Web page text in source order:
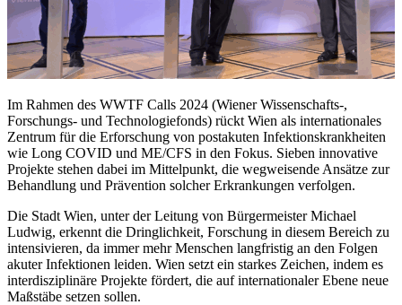
Im Rahmen des WWTF Calls 2024 (Wiener Wissenschafts-,
Forschungs- und Technologiefonds) rückt Wien als internationales
Zentrum für die Erforschung von postakuten Infektionskrankheiten
wie Long COVID und ME/CFS in den Fokus. Sieben innovative
Projekte stehen dabei im Mittelpunkt, die wegweisende Ansätze zur
Behandlung und Prävention solcher Erkrankungen verfolgen.
Die Stadt Wien, unter der Leitung von Bürgermeister Michael
Ludwig, erkennt die Dringlichkeit, Forschung in diesem Bereich zu
intensivieren, da immer mehr Menschen langfristig an den Folgen
akuter Infektionen leiden. Wien setzt ein starkes Zeichen, indem es
interdisziplinäre Projekte fördert, die auf internationaler Ebene neue
Maßstäbe setzen sollen.